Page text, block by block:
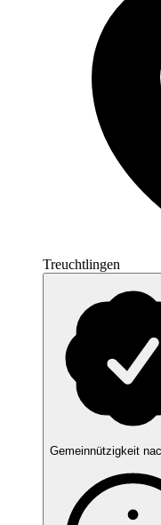
Treuchtlingen
Gemeinnützigkeit